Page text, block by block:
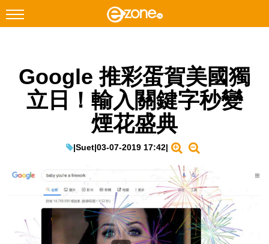
Facebook Instagram
科技焦點
生成式AI與雲端應用
Google 推彩蛋賀美國獨
立日！輸入關鍵字秒變
煙花盛典
|Suet|03-07-2019 17:42|